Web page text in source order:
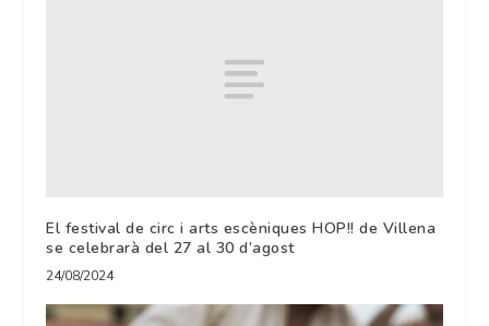
El festival de circ i arts escèniques HOP!! de Villena
se celebrarà del 27 al 30 d’agost
24/08/2024